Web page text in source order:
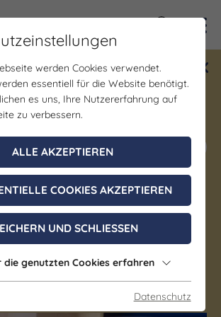
Blind Date mit Saale-
vom 1.7. - 18.12.
Jetzt mitmachen
Schütz-Haus
Weißenfels
Weißenfels
werden Cookies verwendet.
essentiell für die Website benötigt.
es uns, Ihre Nutzererfahrung auf
zu verbessern.
ALLE AKZEPTIEREN
COOKIES AKZEPTIEREN
UND SCHLIESSEN
die genutzten Cookies erfahren
Datenschutz